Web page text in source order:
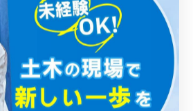
境負荷を抑えたエコロジー志向の
災を意識したインフラ整備が進行
活用を図る排水施設や、強靭な構
に迅速な対応が可能な道路ネット